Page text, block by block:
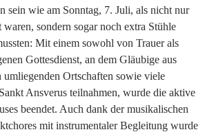
sein wie am Sonntag, 7. Juli, als nicht nur
sondern sogar noch extra Stühle
Mit einem sowohl von Trauer als
Gottesdienst, an dem Gläubige aus
Ortschaften sowie viele
Ansverus teilnahmen, wurde die aktive
beendet. Auch dank der musikalischen
mit instrumentaler Begleitung wurde